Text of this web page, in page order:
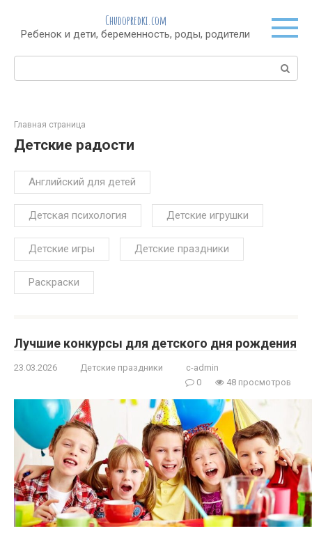
контенту
Chudopredki.com
Ребенок и дети, беременность, роды, родители
Поиск:
Главная страница
Детские радости
Английский для детей
Детская психология Детские игрушки
Детские игры Детские праздники
Раскраски
Лучшие конкурсы для детского дня рождения
23.03.2026 Детские праздники
c-admin
0
48 просмотров